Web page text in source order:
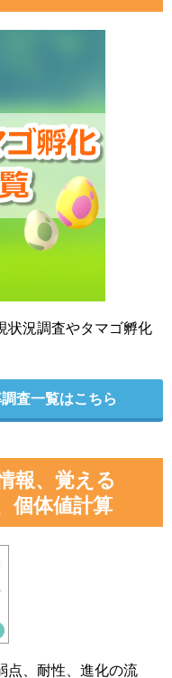
状況調査やタマゴ孵化
査一覧はこちら
報、覚える
個体値計算
点、耐性、進化の流